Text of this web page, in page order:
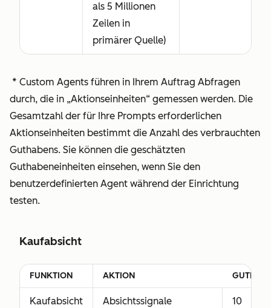
als 5 Millionen
Zeilen in
primärer Quelle)
* Custom Agents führen in Ihrem Auftrag Abfragen
durch, die in „Aktionseinheiten“ gemessen werden. Die
Gesamtzahl der für Ihre Prompts erforderlichen
Aktionseinheiten bestimmt die Anzahl des verbrauchten
Guthabens. Sie können die geschätzten
Guthabeneinheiten einsehen, wenn Sie den
benutzerdefinierten Agent während der Einrichtung
testen.
Kaufabsicht
FUNKTION AKTION
Kaufabsicht
Absichtssignale
10